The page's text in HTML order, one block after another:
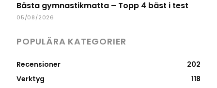
Bästa gymnastikmatta – Topp 4 bäst i test
05/08/2026
POPULÄRA KATEGORIER
Recensioner
202
Verktyg
118